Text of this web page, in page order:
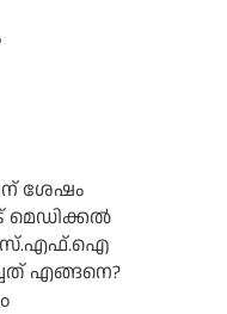
ശേഷം
മെഡിക്കൽ
എങ്ങനെ?